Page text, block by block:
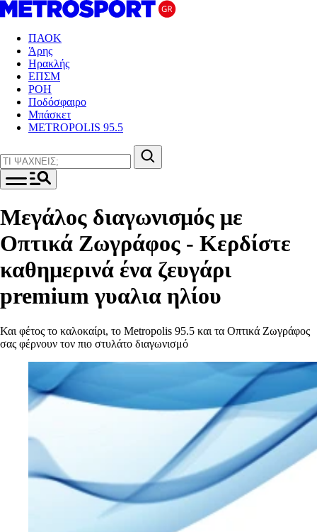
ΠΑΟΚ
Άρης
Ηρακλής
ΕΠΣΜ
ΡΟΗ
Ποδόσφαιρο
Μπάσκετ
METROPOLIS 95.5
Μεγάλος διαγωνισμός με
Οπτικά Ζωγράφος - Κερδίστε
καθημερινά ένα ζευγάρι
premium γυαλια ηλίου
Και φέτος το καλοκαίρι, το Metropolis 95.5 και τα Οπτικά Ζωγράφος
σας φέρνουν τον πιο στυλάτο διαγωνισμό